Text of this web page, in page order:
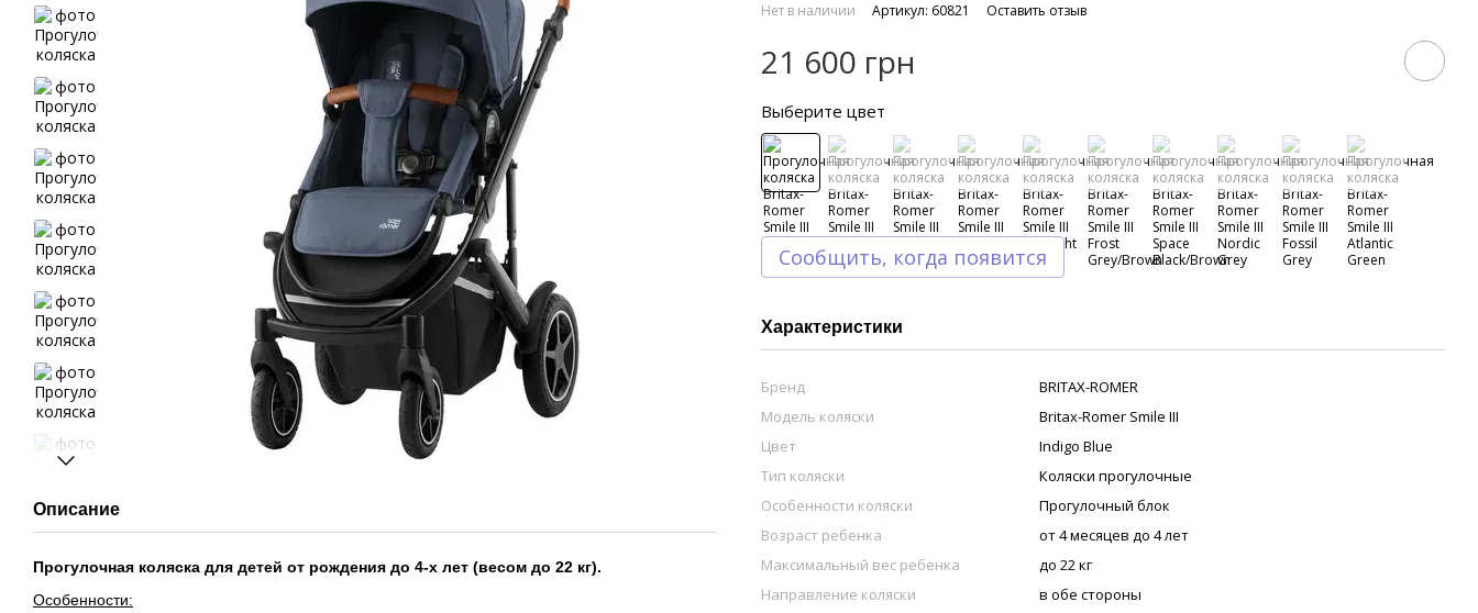
Описание
Прогулочная коляска для детей от рождения до 4-х лет (весом до 22 кг).
Особенности:
Нет в наличии Артикул: 60821 Оставить отзыв
21 600 грн
Выберите цвет
Сообщить, когда появится
Характеристики
Бренд
BRITAX-ROMER
Модель коляски
Britax-Romer Smile III
Цвет
Indigo Blue
Тип коляски
Коляски прогулочные
Особенности коляски
Прогулочный блок
Возраст ребенка
от 4 месяцев до 4 лет
Максимальный вес ребенка
до 22 кг
Направление коляски
в обе стороны